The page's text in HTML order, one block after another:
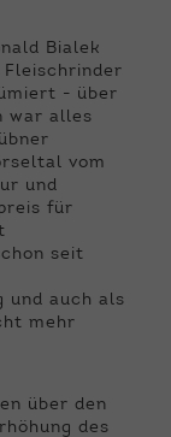
Bialek
- über
war alles
vom
und
für
seit
und auch als
mehr
über den
des